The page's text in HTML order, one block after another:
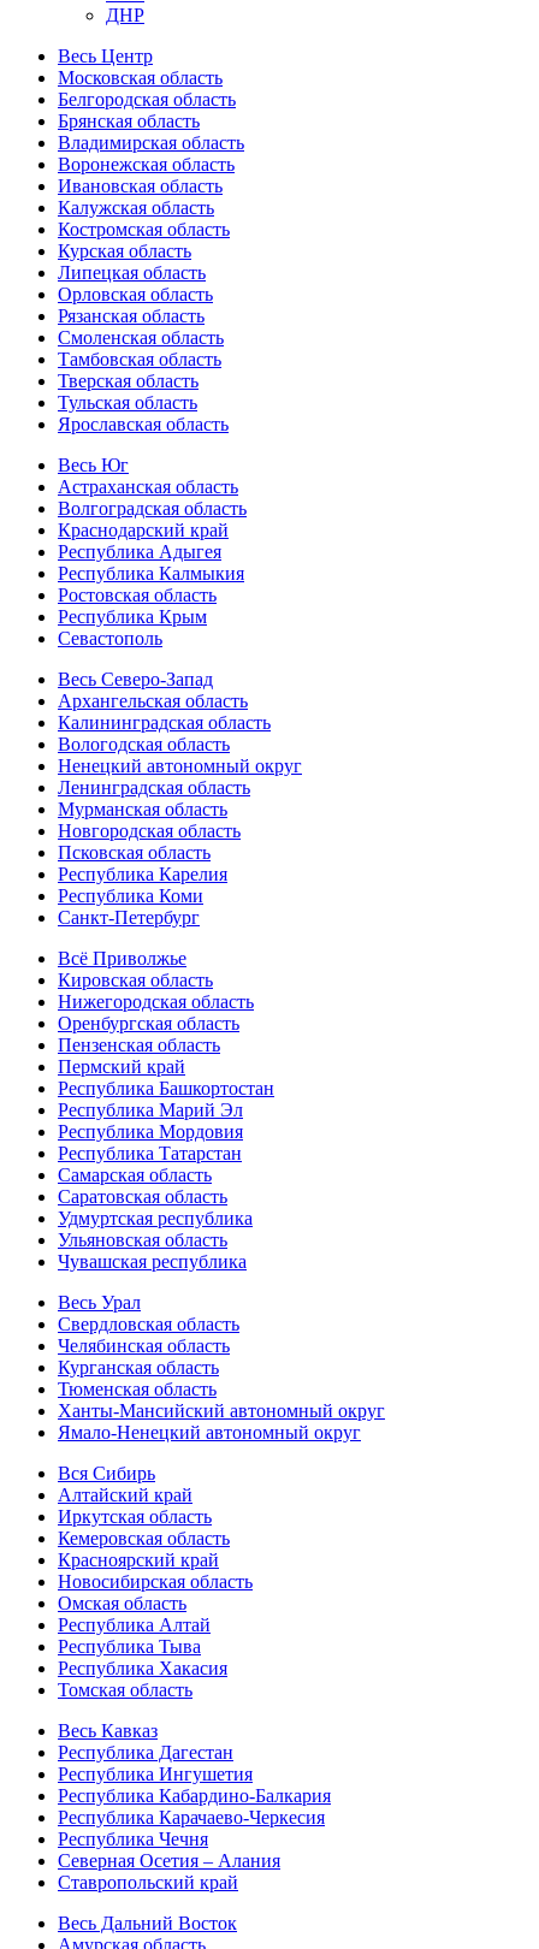
ДНР
Весь Центр
Московская область
Белгородская область
Брянская область
Владимирская область
Воронежская область
Ивановская область
Калужская область
Костромская область
Курская область
Липецкая область
Орловская область
Рязанская область
Смоленская область
Тамбовская область
Тверская область
Тульская область
Ярославская область
Весь Юг
Астраханская область
Волгоградская область
Краснодарский край
Республика Адыгея
Республика Калмыкия
Ростовская область
Республика Крым
Севастополь
Весь Северо-Запад
Архангельская область
Калининградская область
Вологодская область
Ненецкий автономный округ
Ленинградская область
Мурманская область
Новгородская область
Псковская область
Республика Карелия
Республика Коми
Санкт-Петербург
Всё Приволжье
Кировская область
Нижегородская область
Оренбургская область
Пензенская область
Пермский край
Республика Башкортостан
Республика Марий Эл
Республика Мордовия
Республика Татарстан
Самарская область
Саратовская область
Удмуртская республика
Ульяновская область
Чувашская республика
Весь Урал
Свердловская область
Челябинская область
Курганская область
Тюменская область
Ханты-Мансийский автономный округ
Ямало-Ненецкий автономный округ
Вся Сибирь
Алтайский край
Иркутская область
Кемеровская область
Красноярский край
Новосибирская область
Омская область
Республика Алтай
Республика Тыва
Республика Хакасия
Томская область
Весь Кавказ
Республика Дагестан
Республика Ингушетия
Республика Кабардино-Балкария
Республика Карачаево-Черкесия
Республика Чечня
Северная Осетия – Алания
Ставропольский край
Весь Дальний Восток
Амурская область